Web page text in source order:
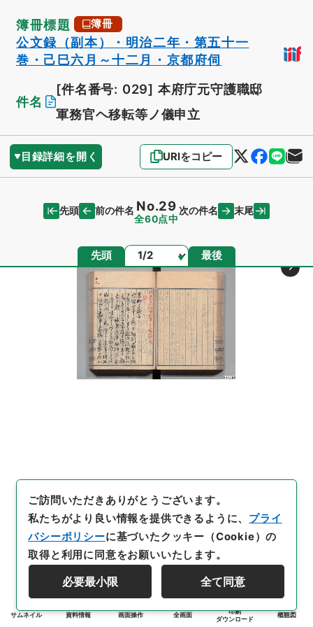
簿冊標題 簿冊
公文録（副本）・明治二年・第五十一
巻・己巳六月～十二月・京都府伺
件名
[件名番号: 029] 本府庁元守護職邸
軍務官ヘ移転等ノ儀申立
目録詳細を開く URIをコピー
先頭 前の件名 No.29
全60点中
次の件名 末尾
先頭 ページ 最後
サムネイル 資料情報 画面操作 全画面
印刷
ダウンロード
概観図
ご訪問いただきありがとうございます。
私たちがより良い情報を提供できるように、 プライ
バシーポリシーに基づいたクッキー（Cookie）の
取得と利用に同意をお願いいたします。
必要最小限 全て同意